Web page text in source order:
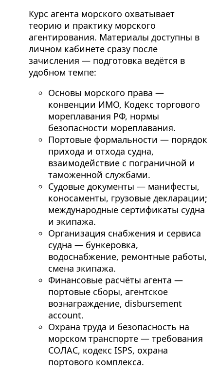
Курс агента морского охватывает
теорию и практику морского
агентирования. Материалы доступны в
личном кабинете сразу после
зачисления — подготовка ведётся в
удобном темпе:
Основы морского права —
конвенции ИМО, Кодекс торгового
мореплавания РФ, нормы
безопасности мореплавания.
Портовые формальности — порядок
прихода и отхода судна,
взаимодействие с пограничной и
таможенной службами.
Судовые документы — манифесты,
коносаменты, грузовые декларации;
международные сертификаты судна
и экипажа.
Организация снабжения и сервиса
судна — бункеровка,
водоснабжение, ремонтные работы,
смена экипажа.
Финансовые расчёты агента —
портовые сборы, агентское
вознаграждение, disbursement
account.
Охрана труда и безопасность на
морском транспорте — требования
СОЛАС, кодекс ISPS, охрана
портового комплекса.